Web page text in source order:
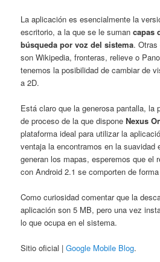
La aplicación es esencialmente la
escritorio, a la que se le sumancapas
búsqueda por voz del sistema. Otras
son Wikipedia, fronteras, relieve o
tenemos la posibilidad de cambiar de
a 2D.
Está claro que la generosa pantalla, la
de proceso de la que disponeNexus
plataforma ideal para utilizar la
ventaja la encontramos en la suavidad
generan los mapas, esperemos que el
con Android 2.1 se comporten de
Como curiosidad comentar que la
aplicación son 5 MB, pero una vez
lo que ocupa en el sistema.
Sitio oficial |Google Mobile Blog.